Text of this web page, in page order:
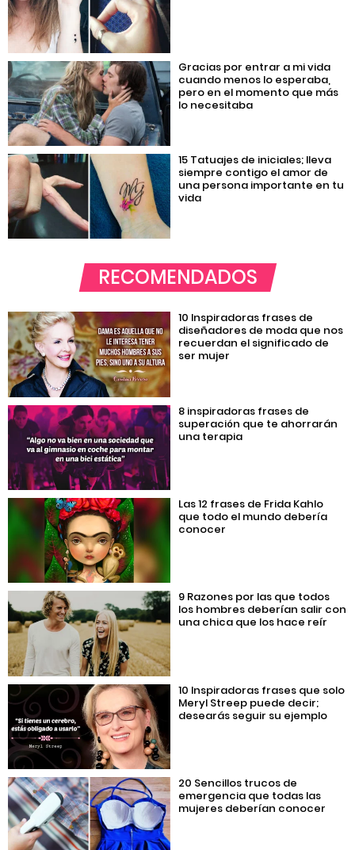
Gracias por entrar a mi vida
cuando menos lo esperaba,
pero en el momento que más
lo necesitaba
15 Tatuajes de iniciales; lleva
siempre contigo el amor de
una persona importante en tu
vida
RECOMENDADOS
10 Inspiradoras frases de
diseñadores de moda que nos
recuerdan el significado de
ser mujer
8 inspiradoras frases de
superación que te ahorrarán
una terapia
Las 12 frases de Frida Kahlo
que todo el mundo debería
conocer
9 Razones por las que todos
los hombres deberían salir con
una chica que los hace reír
10 Inspiradoras frases que solo
Meryl Streep puede decir;
desearás seguir su ejemplo
20 Sencillos trucos de
emergencia que todas las
mujeres deberían conocer